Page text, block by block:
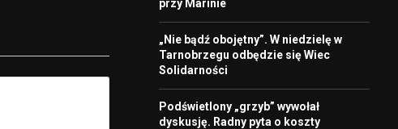
przy Marinie
„Nie bądź obojętny”. W niedzielę w
Tarnobrzegu odbędzie się Wiec
Solidarności
Podświetlony „grzyb” wywołał
dyskusję. Radny pyta o koszty